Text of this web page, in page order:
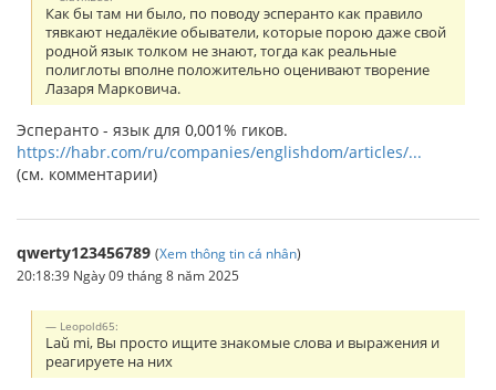
Как бы там ни было, по поводу эсперанто как правило
тявкают недалёкие обыватели, которые порою даже свой
родной язык толком не знают, тогда как реальные
полиглоты вполне положительно оценивают творение
Лазаря Марковича.
Эсперанто - язык для 0,001% гиков.
https://habr.com/ru/companies/englishdom/articles/...
(см. комментарии)
qwerty123456789 (Xem thông tin cá nhân)
20:18:39 Ngày 09 tháng 8 năm 2025
Leopold65:
Laŭ mi, Вы просто ищите знакомые слова и выражения и
реагируете на них